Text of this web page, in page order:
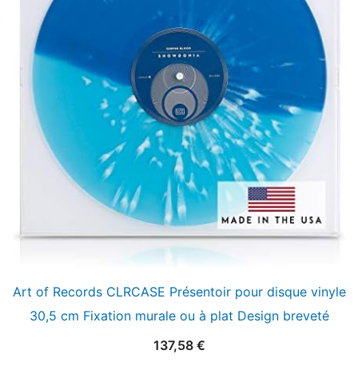
Art of Records CLRCASE Présentoir pour disque vinyle
30,5 cm Fixation murale ou à plat Design breveté
137,58 €